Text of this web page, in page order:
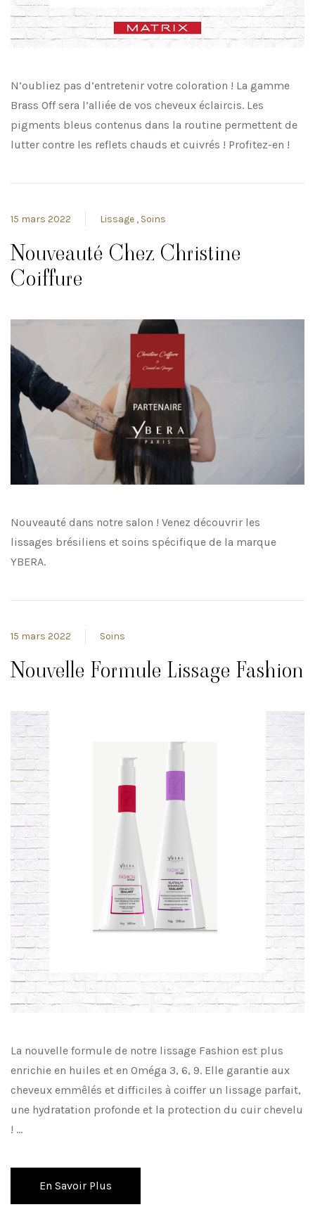
N’oubliez pas d’entretenir votre coloration ! La gamme
Brass Off sera l’alliée de vos cheveux éclaircis. Les
pigments bleus contenus dans la routine permettent de
lutter contre les reflets chauds et cuivrés ! Profitez-en !
15 mars 2022 Lissage Soins
Nouveauté Chez Christine
Coiffure
Nouveauté dans notre salon ! Venez découvrir les
lissages brésiliens et soins spécifique de la marque
YBERA.
15 mars 2022 Soins
Nouvelle Formule Lissage Fashion
La nouvelle formule de notre lissage Fashion est plus
enrichie en huiles et en Oméga 3, 6, 9. Elle garantie aux
cheveux emmêlés et difficiles à coiffer un lissage parfait,
une hydratation profonde et la protection du cuir chevelu
! …
En Savoir Plus